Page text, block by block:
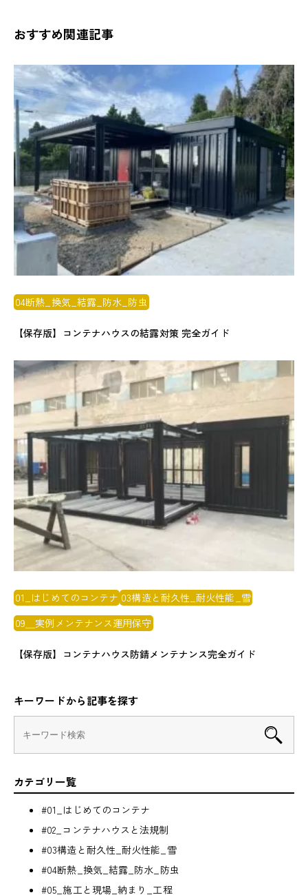
おすすめ関連記事
04断熱_換気_結露_防水_防虫
【保存版】コンテナハウスの結露対策 完全ガイド
01_はじめてのコンテナ 03構造と耐久性_耐火性能_雪
09＿実例メンテナンス運用保守
【保存版】コンテナハウス防錆メンテナンス完全ガイド
キーワードから記事を探す
カテゴリ一覧
#01_はじめてのコンテナ
#02_コンテナハウスと法規制
#03構造と耐久性_耐火性能_雪
#04断熱_換気_結露_防水_防虫
#05_施工と現場_納まり_工程